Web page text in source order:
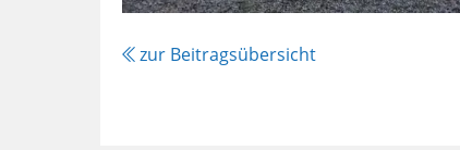
zur Beitragsübersicht